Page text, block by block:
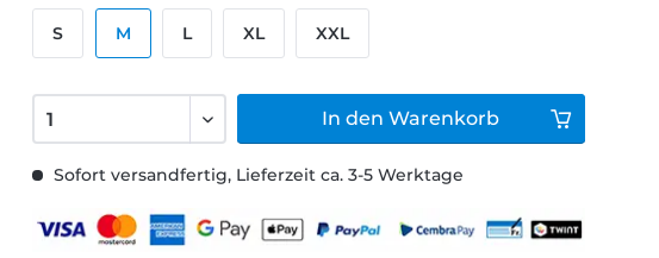
Sofort versandfertig, Lieferzeit ca. 3-5 Werktage
S M L XL XXL
In den Warenkorb